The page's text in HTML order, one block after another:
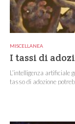
MISCELLANEA
I tassi di
L’intelligenza artificiale
tasso di adozione